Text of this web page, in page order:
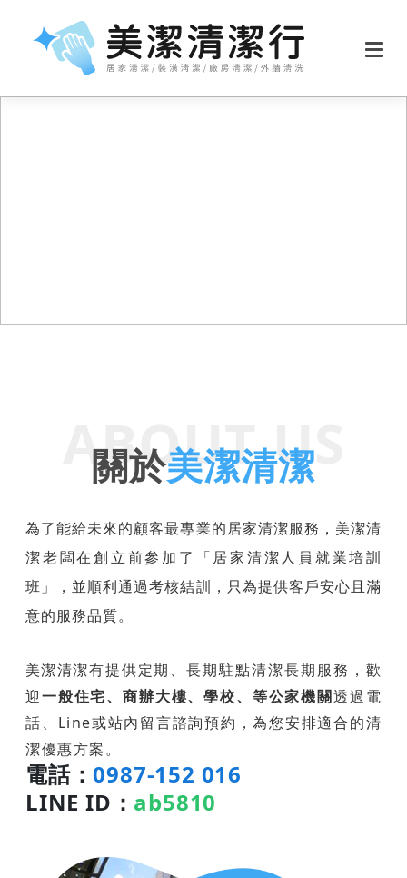
ABOUT US
關於美潔清潔
為了能給未來的顧客最專業的居家清潔服務，美潔清
潔老闆在創立前參加了「居家清潔人員就業培訓
班」，並順利通過考核結訓，只為提供客戶安心且滿
意的服務品質。
美潔清潔有提供定期、長期駐點清潔長期服務，歡
迎一般住宅、商辦大樓、學校、等公家機關透過電
話、Line或站內留言諮詢預約，為您安排適合的清
潔優惠方案。
電話：0987-152 016
LINE ID： ab5810